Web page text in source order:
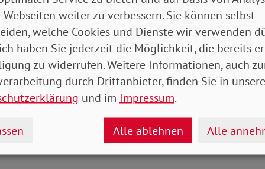
die unbezahlte Arbeit im Haushalt und die
wie vor überwiegend von Frauen geleistet.
Durchschnitt täglich anderthalb Stunden mehr
Angehörige als Männer. Der sogenannte Gender
unbezahlte Sorge- und Hausarbeit zwischen den
in Paarhaushalten mit Kindern sogar 83 Prozent.
Webseiten weiter zu verbessern. Sie können selbst
welche Cookies und Dienste wir verwenden
haben Sie jederzeit die Möglichkeit, die bereits
zu widerrufen. Weitere Informationen, auch
durch Drittanbieter, finden Sie in
und im Impressum.
Alle ablehnen Alle